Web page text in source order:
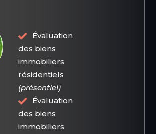
Évaluation
des biens
immobiliers
résidentiels
(présentiel)
Évaluation
des biens
immobiliers